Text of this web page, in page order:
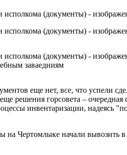
заваедниям
еще нет, все, что успели
решения горсовета – очередная
инвентаризации, надеясь
Чертомлыке начали вывозить в